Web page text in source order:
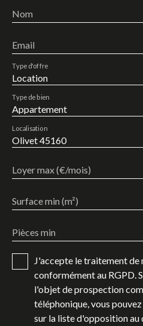
Nom
Email
Location
Type d'offre
Appartement
Type de bien
Olivet 45160
Localisation
Loyer max (€/mois)
Surface min (m²)
Pièces min
J'accepte le traitement de
conformément au RGPD.
l'objet de prospection
téléphonique, vous
sur la liste d'opposition au